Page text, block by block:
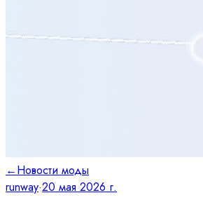
←Новости моды
runway·20 мая 2026 г.